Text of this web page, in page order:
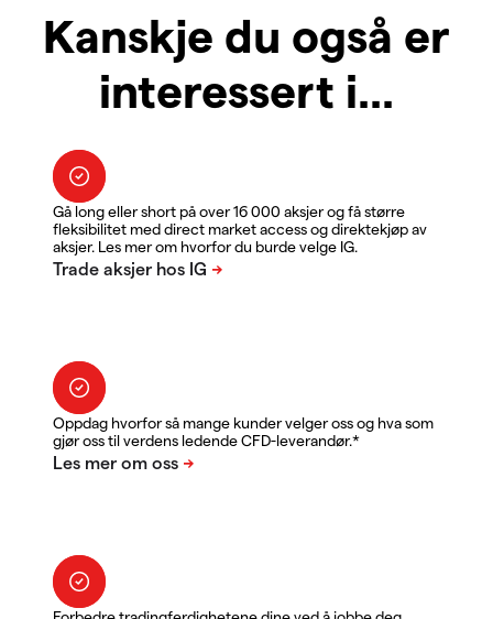
Kanskje du også er
interessert i...
Gå long eller short på over 16 000 aksjer og få større
fleksibilitet med direct market access og direktekjøp av
aksjer. Les mer om hvorfor du burde velge IG.
Oppdag hvorfor så mange kunder velger oss og hva som
gjør oss til verdens ledende CFD-leverandør.*